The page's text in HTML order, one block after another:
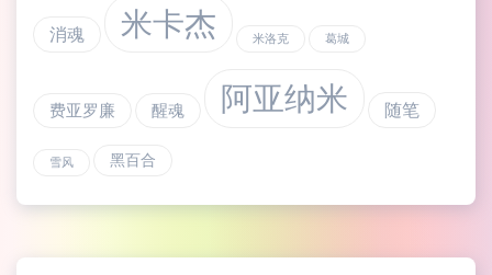
消魂 米卡杰 米洛克 葛城
费亚罗廉 醒魂 阿亚纳米 随笔
雪风 黑百合